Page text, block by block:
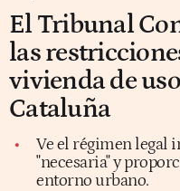
El Tribunal
las
vivienda de
Cataluña
Ve el régimen legal
"necesaria" y
entorno urbano.